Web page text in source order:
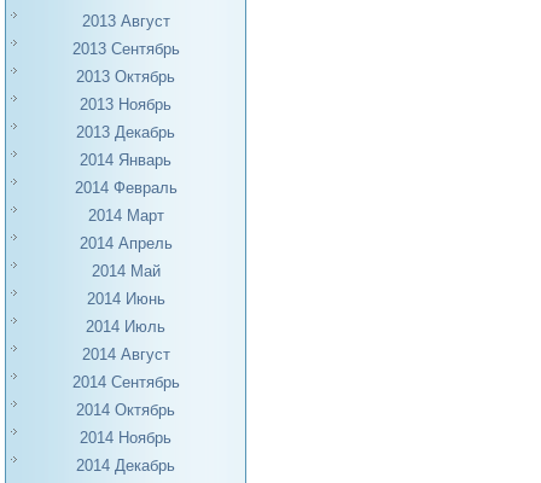
2013 Август
2013 Сентябрь
2013 Октябрь
2013 Ноябрь
2013 Декабрь
2014 Январь
2014 Февраль
2014 Март
2014 Апрель
2014 Май
2014 Июнь
2014 Июль
2014 Август
2014 Сентябрь
2014 Октябрь
2014 Ноябрь
2014 Декабрь